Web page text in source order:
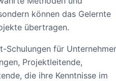
können das Gelernte
übertragen.
Schulungen für
Projektleitende,
die ihre Kenntnisse im